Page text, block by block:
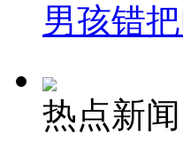
男孩错
热点新闻